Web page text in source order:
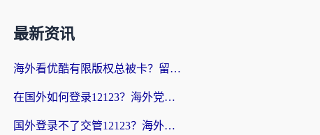
最新资讯
海外看优酷有限版权总被卡？留学生亲测有效的回国加速器选择指南
在国外如何登录12123？海外党必备的回国加速实用指南
国外登录不了交管12123？海外华人亲测有效的回国加速器选择指南